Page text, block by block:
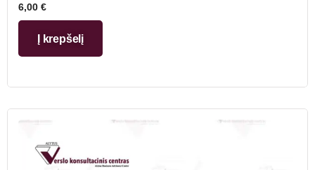
6,00 €
Į krepšelį